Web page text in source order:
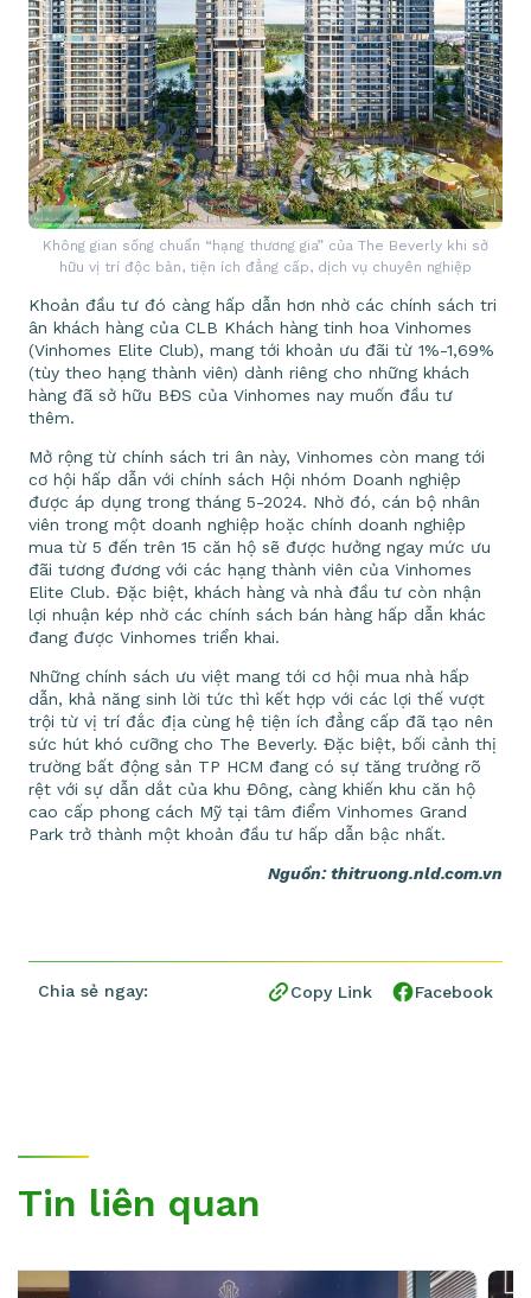
Không gian sống chuẩn “hạng thương gia” của The Beverly khi sở
hữu vị trí độc bản, tiện ích đẳng cấp, dịch vụ chuyên nghiệp
Khoản đầu tư đó càng hấp dẫn hơn nhờ các chính sách tri
ân khách hàng của CLB Khách hàng tinh hoa Vinhomes
(Vinhomes Elite Club), mang tới khoản ưu đãi từ 1%-1,69%
(tùy theo hạng thành viên) dành riêng cho những khách
hàng đã sở hữu BĐS của Vinhomes nay muốn đầu tư
thêm.
Mở rộng từ chính sách tri ân này, Vinhomes còn mang tới
cơ hội hấp dẫn với chính sách Hội nhóm Doanh nghiệp
được áp dụng trong tháng 5-2024. Nhờ đó, cán bộ nhân
viên trong một doanh nghiệp hoặc chính doanh nghiệp
mua từ 5 đến trên 15 căn hộ sẽ được hưởng ngay mức ưu
đãi tương đương với các hạng thành viên của Vinhomes
Elite Club. Đặc biệt, khách hàng và nhà đầu tư còn nhận
lợi nhuận kép nhờ các chính sách bán hàng hấp dẫn khác
đang được Vinhomes triển khai.
Những chính sách ưu việt mang tới cơ hội mua nhà hấp
dẫn, khả năng sinh lời tức thì kết hợp với các lợi thế vượt
trội từ vị trí đắc địa cùng hệ tiện ích đẳng cấp đã tạo nên
sức hút khó cưỡng cho The Beverly. Đặc biệt, bối cảnh thị
trường bất động sản TP HCM đang có sự tăng trưởng rõ
rệt với sự dẫn dắt của khu Đông, càng khiến khu căn hộ
cao cấp phong cách Mỹ tại tâm điểm Vinhomes Grand
Park trở thành một khoản đầu tư hấp dẫn bậc nhất.
Nguồn: thitruong.nld.com.vn
Chia sẻ ngay: Copy Link Facebook
Tin liên quan